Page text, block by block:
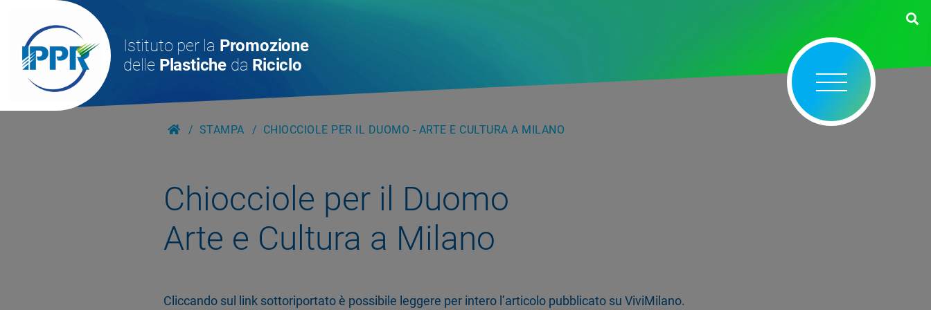
Istituto per la Promozione
delle Plastiche da Riciclo
STAMPA CHIOCCIOLE PER IL DUOMO - ARTE E CULTURA A MILANO
Chiocciole per il Duomo
Arte e Cultura a Milano
Cliccando sul link sottoriportato è possibile leggere per intero l’articolo pubblicato su ViviMilano.